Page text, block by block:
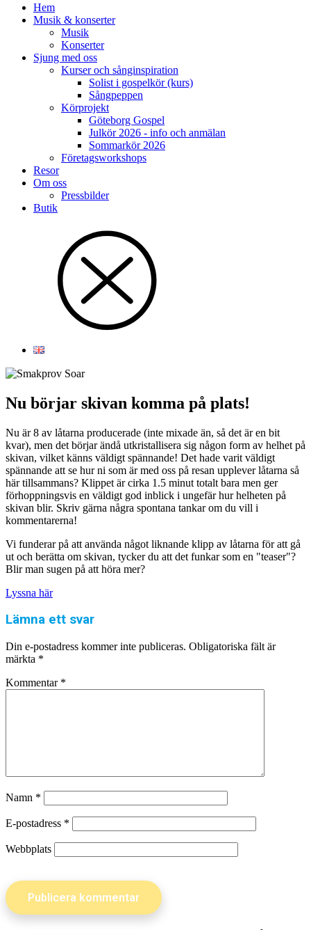
Hem
Musik & konserter
Musik
Konserter
Sjung med oss
Kurser och sånginspiration
Solist i gospelkör (kurs)
Sångpeppen
Körprojekt
Göteborg Gospel
Julkör 2026 - info och anmälan
Sommarkör 2026
Företagsworkshops
Resor
Om oss
Pressbilder
Butik
Nu börjar skivan komma på plats!
Nu är 8 av låtarna producerade (inte mixade än, så det är en bit
kvar), men det börjar ändå utkristallisera sig någon form av helhet på
skivan, vilket känns väldigt spännande! Det hade varit väldigt
spännande att se hur ni som är med oss på resan upplever låtarna så
här tillsammans? Klippet är cirka 1.5 minut totalt bara men ger
förhoppningsvis en väldigt god inblick i ungefär hur helheten på
skivan blir. Skriv gärna några spontana tankar om du vill i
kommentarerna!
Vi funderar på att använda något liknande klipp av låtarna för att gå
ut och berätta om skivan, tycker du att det funkar som en "teaser"?
Blir man sugen på att höra mer?
Lyssna här
Lämna ett svar
Din e-postadress kommer inte publiceras. Obligatoriska fält är
märkta *
Kommentar *
Namn *
E-postadress *
Webbplats